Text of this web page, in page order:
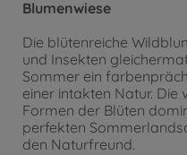
Blumenwiese
Die blütenreiche
und Insekten
Sommer ein
einer intakten Natur. Die
Formen der Blüten
perfekten
den Naturfreund.